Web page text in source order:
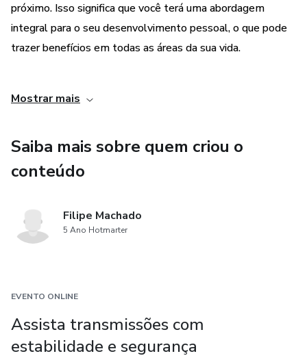
próximo. Isso significa que você terá uma abordagem
integral para o seu desenvolvimento pessoal, o que pode
trazer benefícios em todas as áreas da sua vida.
que significa que você pode participar de qualquer lugar do
acessível e conveniente para pessoas com agendas
ocupadas ou que moram longe de centros urbanos.
Mostrar mais
Saiba mais sobre quem criou o
conteúdo
Filipe Machado
5 Ano Hotmarter
EVENTO ONLINE
Assista transmissões com
estabilidade e segurança